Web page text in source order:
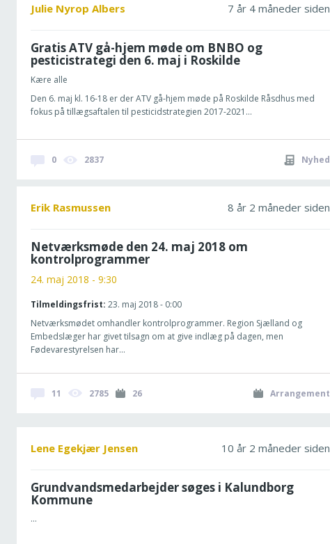
7 år 4 måneder siden
Julie Nyrop Albers
Gratis ATV gå-hjem møde om BNBO og
pesticistrategi den 6. maj i Roskilde
Kære alle
Den 6. maj kl. 16-18 er der ATV gå-hjem møde på Roskilde Råsdhus med
fokus på tillægsaftalen til pesticidstrategien 2017-2021...
0 2837 Nyhed
8 år 2 måneder siden
Erik Rasmussen
Netværksmøde den 24. maj 2018 om
kontrolprogrammer
24. maj 2018 - 9:30
Tilmeldingsfrist: 23. maj 2018 - 0:00
Netværksmødet omhandler kontrolprogrammer. Region Sjælland og
Embedslæger har givet tilsagn om at give indlæg på dagen, men
Fødevarestyrelsen har...
11 2785 26 Arrangement
10 år 2 måneder siden
Lene Egekjær Jensen
Grundvandsmedarbejder søges i Kalundborg
Kommune
...